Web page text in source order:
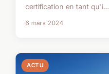
certification en tant qu'i...
6 mars 2024
ACTU